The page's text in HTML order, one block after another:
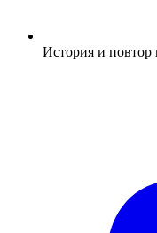
История и повтор